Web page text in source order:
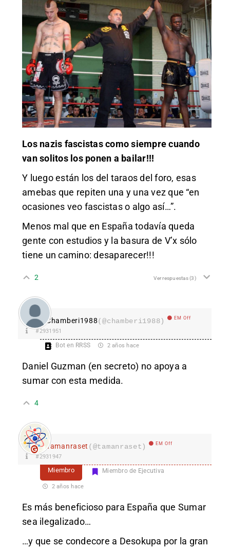
Los nazis fascistas como siempre cuando
van solitos los ponen a bailar!!!
Y luego están los del taraos del foro, esas
amebas que repiten una y una vez que “en
ocasiones veo fascistas o algo así…”.
Menos mal que en España todavía queda
gente con estudios y la basura de V’x sólo
tiene un camino: desaparecer!!!
2 Ver respuestas(3)
Chamberi1988(@chamberi1988) EM Off
#2931951
Bot en RRSS 2 años hace
Daniel Guzman (en secreto) no apoya a
sumar con esta medida.
4
Tamanraset (@tamanraset) EM Off
#2931947
Miembro Miembro de Ejecutiva
2 años hace
Es más beneficioso para España que Sumar
sea ilegalizado…
…y que se condecore a Desokupa por la gran